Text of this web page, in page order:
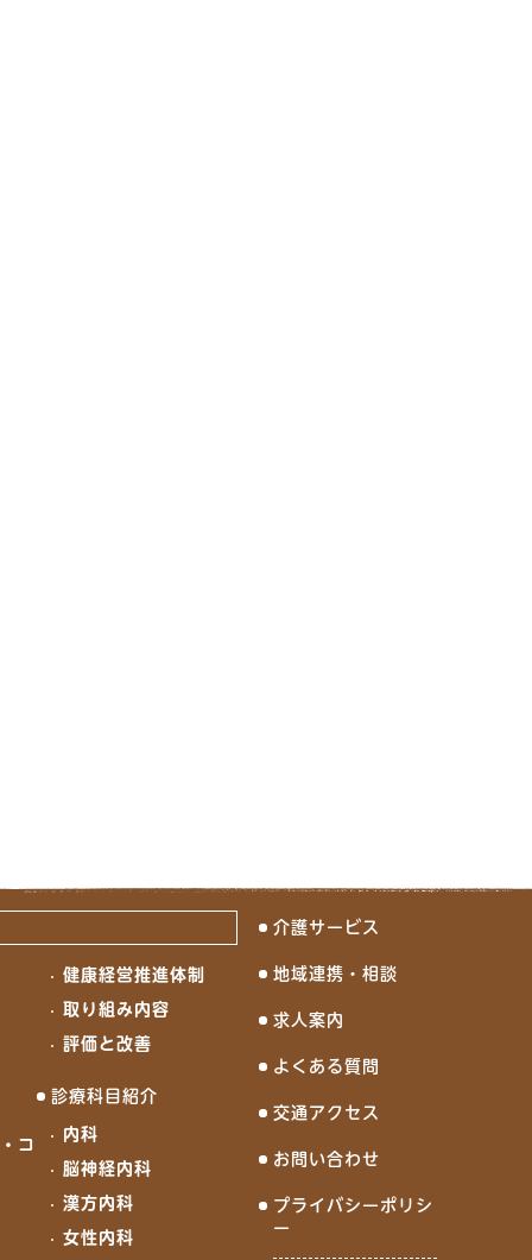
コ
健康経営推進体制
取り組み内容
評価と改善
診療科目紹介
内科
脳神経内科
漢方内科
女性内科
介護サービス
地域連携・相談
求人案内
よくある質問
交通アクセス
お問い合わせ
プライバシーポリシ
ー